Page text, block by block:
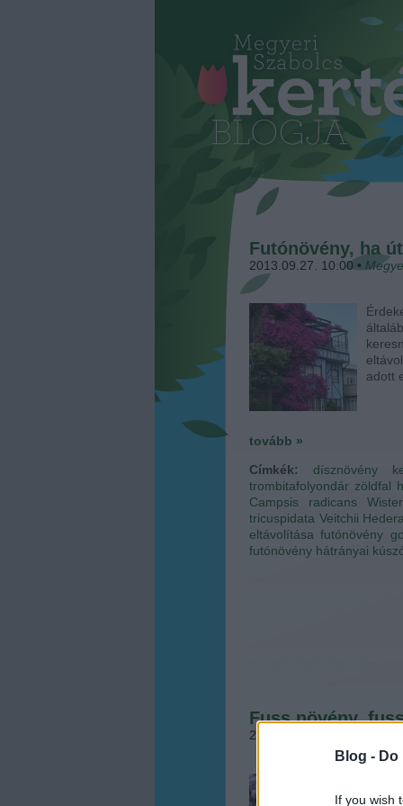
Blog -
If you wish
Futónövény, ha
2013.09.27. 10:00 •
adott
tovább »
Címkék: dísznövény
trombitafolyondár zöldfal
Campsis radicans
tricuspidata Veitchii
eltávolítása futónövény
futónövény hátrányai
Fuss növény,
2013.08.13. 09:30